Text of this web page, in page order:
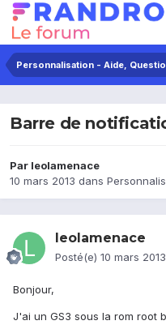
Personnalisation - Aide,
Barre de
Par leolamenace
10 mars 2013 dans
leolamenace
Posté(e) 10 mars 2013
Bonjour,
J'ai un GS3 sous la rom root